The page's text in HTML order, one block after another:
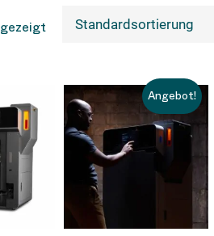
Angebot!